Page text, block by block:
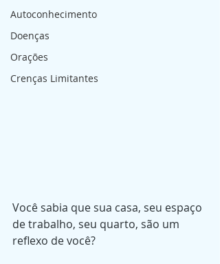
Autoconhecimento
Doenças
Orações
Crenças Limitantes
Você sabia que sua casa, seu espaço
de trabalho, seu quarto, são um
reflexo de você?